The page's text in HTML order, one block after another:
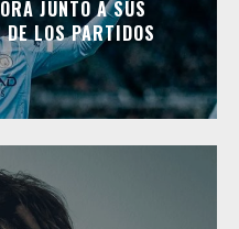
JUNTO A SUS
DE LOS PARTIDOS